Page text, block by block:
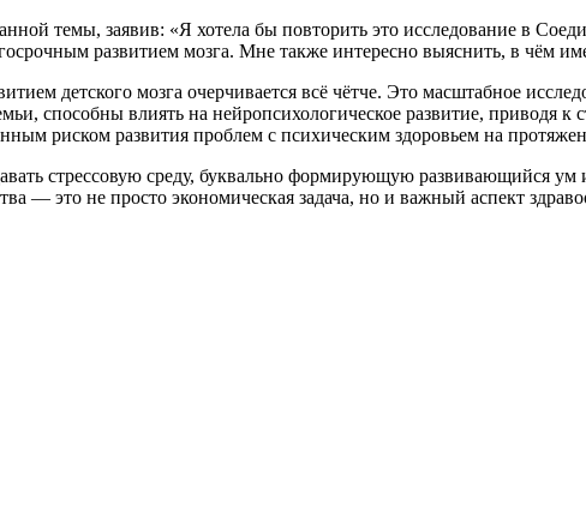
темы, заявив: «Я хотела бы повторить это исследование в
развитием мозга. Мне также интересно выяснить, в чём
детского мозга очерчивается всё чётче. Это масштабное
способны влиять на нейропсихологическое развитие, приводя
риском развития проблем с психическим здоровьем на
стрессовую среду, буквально формирующую развивающийся
— это не просто экономическая задача, но и важный аспект